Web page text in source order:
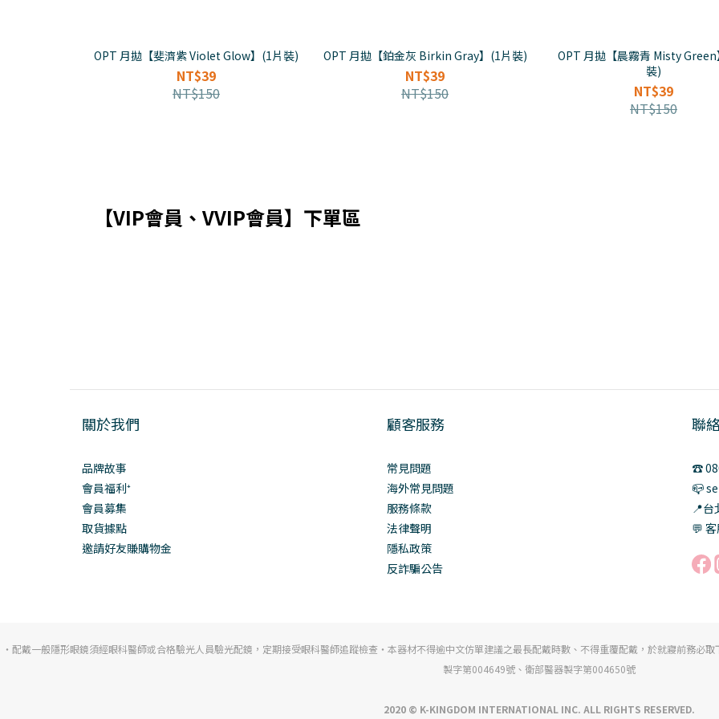
OPT 月拋【斐濟紫 Violet Glow】(1片裝)
NT$39
NT$150
OPT 月拋【鉑金灰 Birkin Gray】(1片裝)
NT$39
NT$150
OPT 月拋【晨霧青 Misty Green
裝)
NT$39
NT$150
【VIP會員、VVIP會員】下單區
關於我們
品牌故事
會員福利⁺
會員募集
取貨據點
邀請好友賺購物金
顧客服務
常見問題
海外常見問題
服務條款
法律聲明
隱私政策
反詐騙公告
聯
☎️
📪
📍
💬
・配戴一般隱形眼鏡須經眼科醫師或合格驗光人員驗光配鏡，定期接受眼科醫師追蹤檢查・本器材不得逾中文仿單建議之最長配戴時數、不得重覆配戴，於就寢前務必
製字第004649號、衛部醫器製字第004650號
2020 © K-KINGDOM INTERNATIONAL INC. ALL RIGHTS RESERVED.